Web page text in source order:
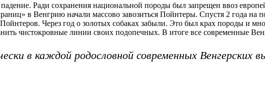
Ради сохранения национальной породы был запрещен ввоз
в Венгрию начали массово завозиться Пойнтеры. Спустя 2 года
Через год о золотых собаках забыли. Это был крах породы и
чистокровные линии своих подопечных. В итоге все современные
в каждой родословной современных Венгерских